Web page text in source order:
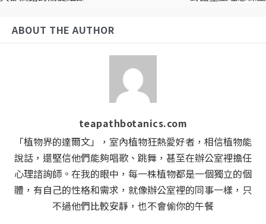
ABOUT THE AUTHOR
teapathbotanics.com
「植物界的達爾文」，室內植物狂熱愛好者，相信植物能
說話，還堅信他們能夠唱歌、跳舞，甚至在辦公室裡擔任
心理諮詢師。在我的眼中，每一株植物都是一個獨立的個
體，有自己的性格和需求，就像辦公室裡的同事一樣，只
不過他們比較安靜，也不會偷你的午餐